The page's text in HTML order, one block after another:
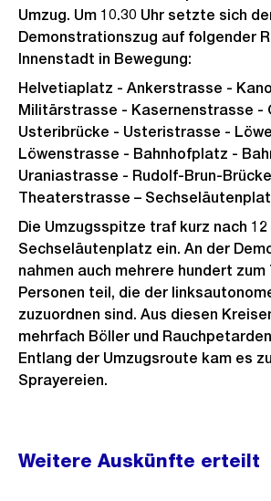
Umzug. Um 10.30 Uhr setzte sich
Demonstrationszug auf folgender
Innenstadt in Bewegung:
Helvetiaplatz - Ankerstrasse -
Militärstrasse - Kasernenstrasse -
Usteribrücke - Usteristrasse -
Löwenstrasse - Bahnhofplatz -
Uraniastrasse - Rudolf-Brun-
Theaterstrasse –
Die Umzugsspitze traf kurz nach 12
Sechseläutenplatz ein. An der
nahmen auch mehrere hundert zum
Personen teil, die der
zuzuordnen sind. Aus diesen
mehrfach Böller und
Entlang der Umzugsroute kam es
Sprayereien.
Weitere
Informationen
Weitere Auskünfte erteilt